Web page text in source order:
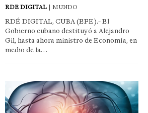
RDE DIGITAL | MUNDO
RDÉ DIGITAL, CUBA (EFE).- El
Gobierno cubano destituyó a Alejandro
Gil, hasta ahora ministro de Economía, en
medio de la…